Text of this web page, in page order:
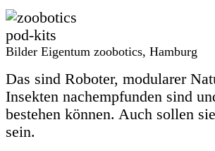
Bilder Eigentum zoobotics, Hamburg
Das sind Roboter, modularer
Insekten nachempfunden sind
bestehen können. Auch sollen
sein.